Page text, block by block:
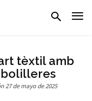
tèxtil amb
bolilleres
27 de mayo de 2025